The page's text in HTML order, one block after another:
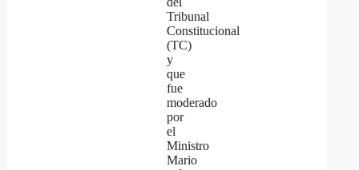
Tribunal
Constitucional
(TC)
y
que
fue
moderado
por
el
Ministro
Mario